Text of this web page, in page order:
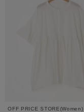
OFF PRICE STORE(Women)